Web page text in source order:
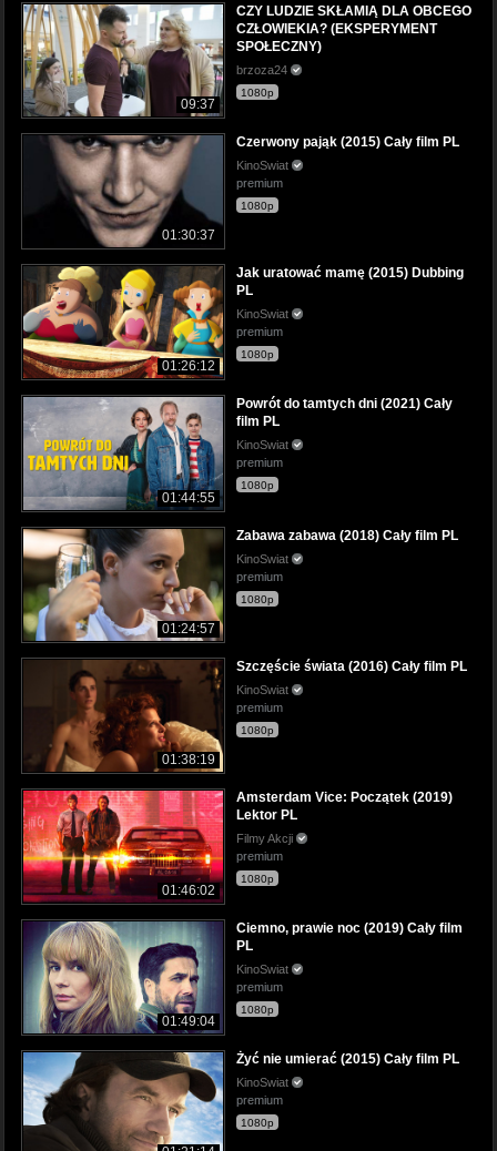
09:37
CZY LUDZIE SKŁAMIĄ DLA OBCEGO
CZŁOWIEKIA? (EKSPERYMENT
SPOŁECZNY)
brzoza24
1080p
01:30:37
Czerwony pająk (2015) Cały film PL
KinoSwiat
premium
1080p
01:26:12
Jak uratować mamę (2015) Dubbing
PL
KinoSwiat
premium
1080p
01:44:55
Powrót do tamtych dni (2021) Cały
film PL
KinoSwiat
premium
1080p
01:24:57
Zabawa zabawa (2018) Cały film PL
KinoSwiat
premium
1080p
01:38:19
Szczęście świata (2016) Cały film PL
KinoSwiat
premium
1080p
01:46:02
Amsterdam Vice: Początek (2019)
Lektor PL
Filmy Akcji
premium
1080p
01:49:04
Ciemno, prawie noc (2019) Cały film
PL
KinoSwiat
premium
1080p
Żyć nie umierać (2015) Cały film PL
KinoSwiat
premium
1080p